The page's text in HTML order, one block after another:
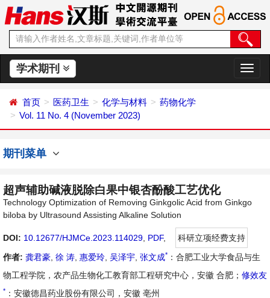
学术期刊
切
换
首页 医药卫生 化学与材料
药物化学
Vol. 11 No. 4 (November 2023)
期刊菜单
超声辅助碱液脱除白果中银杏酚酸工艺优化
Technology Optimization of Removing Ginkgolic Acid from Ginkgo
biloba by Ultrasound Assisting Alkaline Solution
DOI: 10.12677/HJMCe.2023.114029 PDF,
科研立项经费支持
作者: 龚君豪 徐 涛 惠爱玲 吴泽宇 张文成* ：合肥工业大学食品与生
物工程学院，农产品生物化工教育部工程研究中心，安徽 合肥； 修效友
* ：安徽德昌药业股份有限公司，安徽 亳州